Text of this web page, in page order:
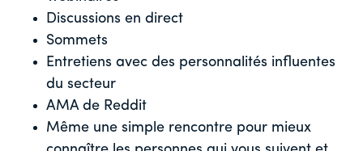
Discussions en direct
Sommets
Entretiens avec des personnalités influentes
du secteur
AMA de Reddit
Même une simple rencontre pour mieux